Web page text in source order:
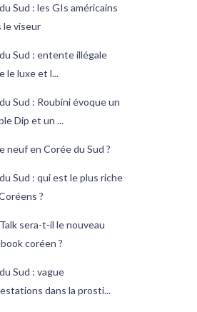
Sud : les GIs américains
le viseur
Sud : entente illégale
le luxe et l...
Sud : Roubini évoque un
Dip et un ...
neuf en Corée du Sud ?
Sud : qui est le plus riche
?
sera-t-il le nouveau
coréen ?
Sud : vague
dans la prosti...